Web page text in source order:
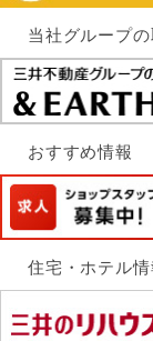
当社グループ
おすすめ情報
住宅・ホテル情